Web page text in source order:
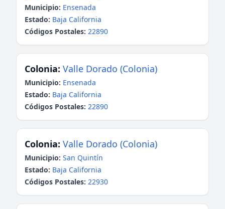
Municipio: Ensenada
Estado: Baja California
Códigos Postales: 22890
Colonia: Valle Dorado (Colonia)
Municipio: Ensenada
Estado: Baja California
Códigos Postales: 22890
Colonia: Valle Dorado (Colonia)
Municipio: San Quintín
Estado: Baja California
Códigos Postales: 22930